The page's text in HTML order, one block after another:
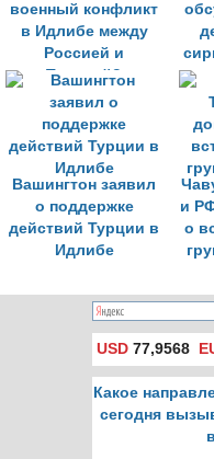
военный конфликт
в Идлибе между
Россией и
Турцией?
Вашингтон заявил
о поддержке
действий Турции в
Идлибе
и
о
USD 77,9568
Какое
сегодня